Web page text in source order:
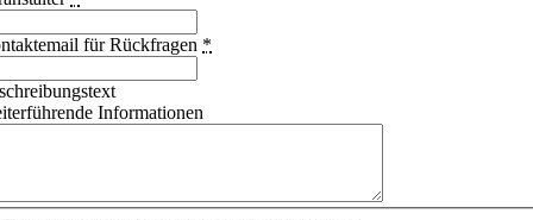
für Rückfragen *
Informationen